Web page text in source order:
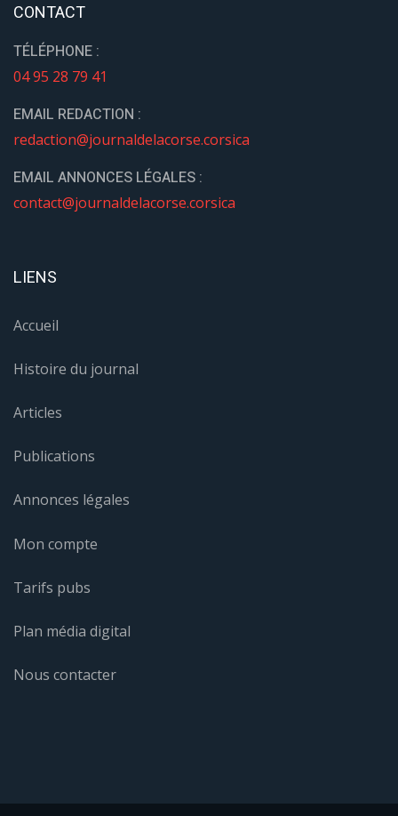
CONTACT
TÉLÉPHONE :
04 95 28 79 41
EMAIL REDACTION :
redaction@journaldelacorse.corsica
EMAIL ANNONCES LÉGALES :
contact@journaldelacorse.corsica
LIENS
Accueil
Histoire du journal
Articles
Publications
Annonces légales
Mon compte
Tarifs pubs
Plan média digital
Nous contacter